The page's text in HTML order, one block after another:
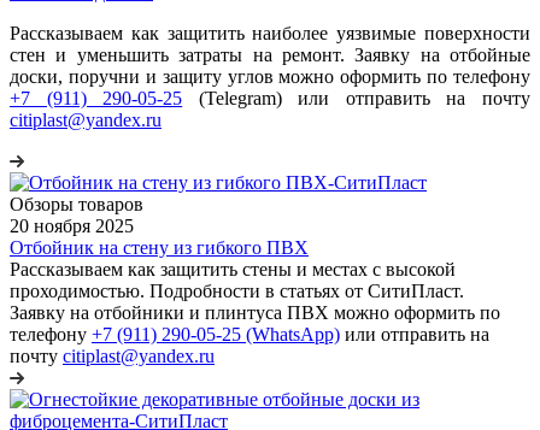
Рассказываем как защитить наиболее уязвимые поверхности
стен и уменьшить затраты на ремонт. Заявку на отбойные
доски, поручни и защиту углов можно оформить по телефону
+7 (911) 290-05-25 (Telegram) или отправить на почту
citiplast@yandex.ru
Обзоры товаров
20 ноября 2025
Отбойник на стену из гибкого ПВХ
Рассказываем как защитить стены и местах с высокой
проходимостью. Подробности в статьях от СитиПласт.
Заявку на отбойники и плинтуса ПВХ можно оформить по
телефону +7 (911) 290-05-25 (WhatsApp) или отправить на
почту citiplast@yandex.ru